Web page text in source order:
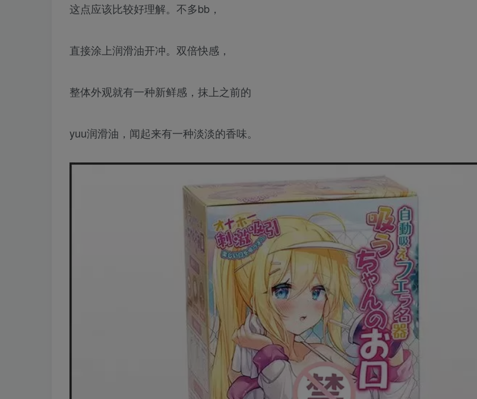
这点应该比较好理解。不多bb，
直接涂上润滑油开冲。双倍快感，
整体外观就有一种新鲜感，抹上之前的
yuu润滑油，闻起来有一种淡淡的香味。